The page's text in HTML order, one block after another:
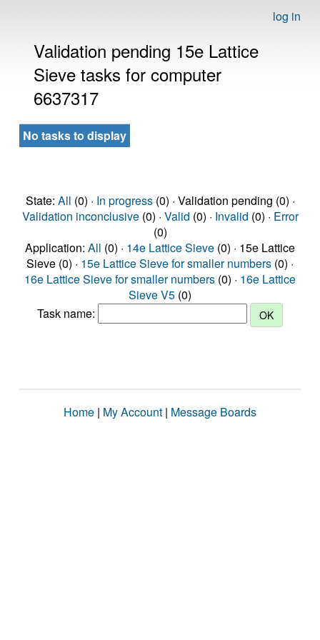
log in
Validation pending 15e Lattice
Sieve tasks for computer
6637317
No tasks to display
State: All (0) · In progress(0) · Validation pending (0) ·
Validation inconclusive(0) · Valid (0) · Invalid (0) · Error
(0)
Application: All (0) · 14e Lattice Sieve (0) · 15e Lattice
Sieve (0) · 15e Lattice Sieve for smaller numbers (0) ·
16e Lattice Sieve for smaller numbers (0) · 16e Lattice
Sieve V5 (0)
Task name:
Home | My Account | Message Boards